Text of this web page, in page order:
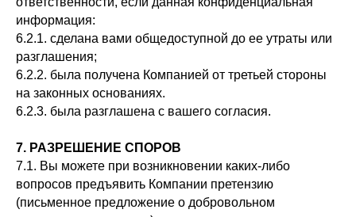
информация:
6.2.1. сделана вами общедоступной до ее утраты или
разглашения;
6.2.2. была получена Компанией от третьей стороны
на законных основаниях.
6.2.3. была разглашена с вашего согласия.
7. РАЗРЕШЕНИЕ СПОРОВ
7.1. Вы можете при возникновении каких-либо
вопросов предъявить Компании претензию
(письменное предложение о добровольном